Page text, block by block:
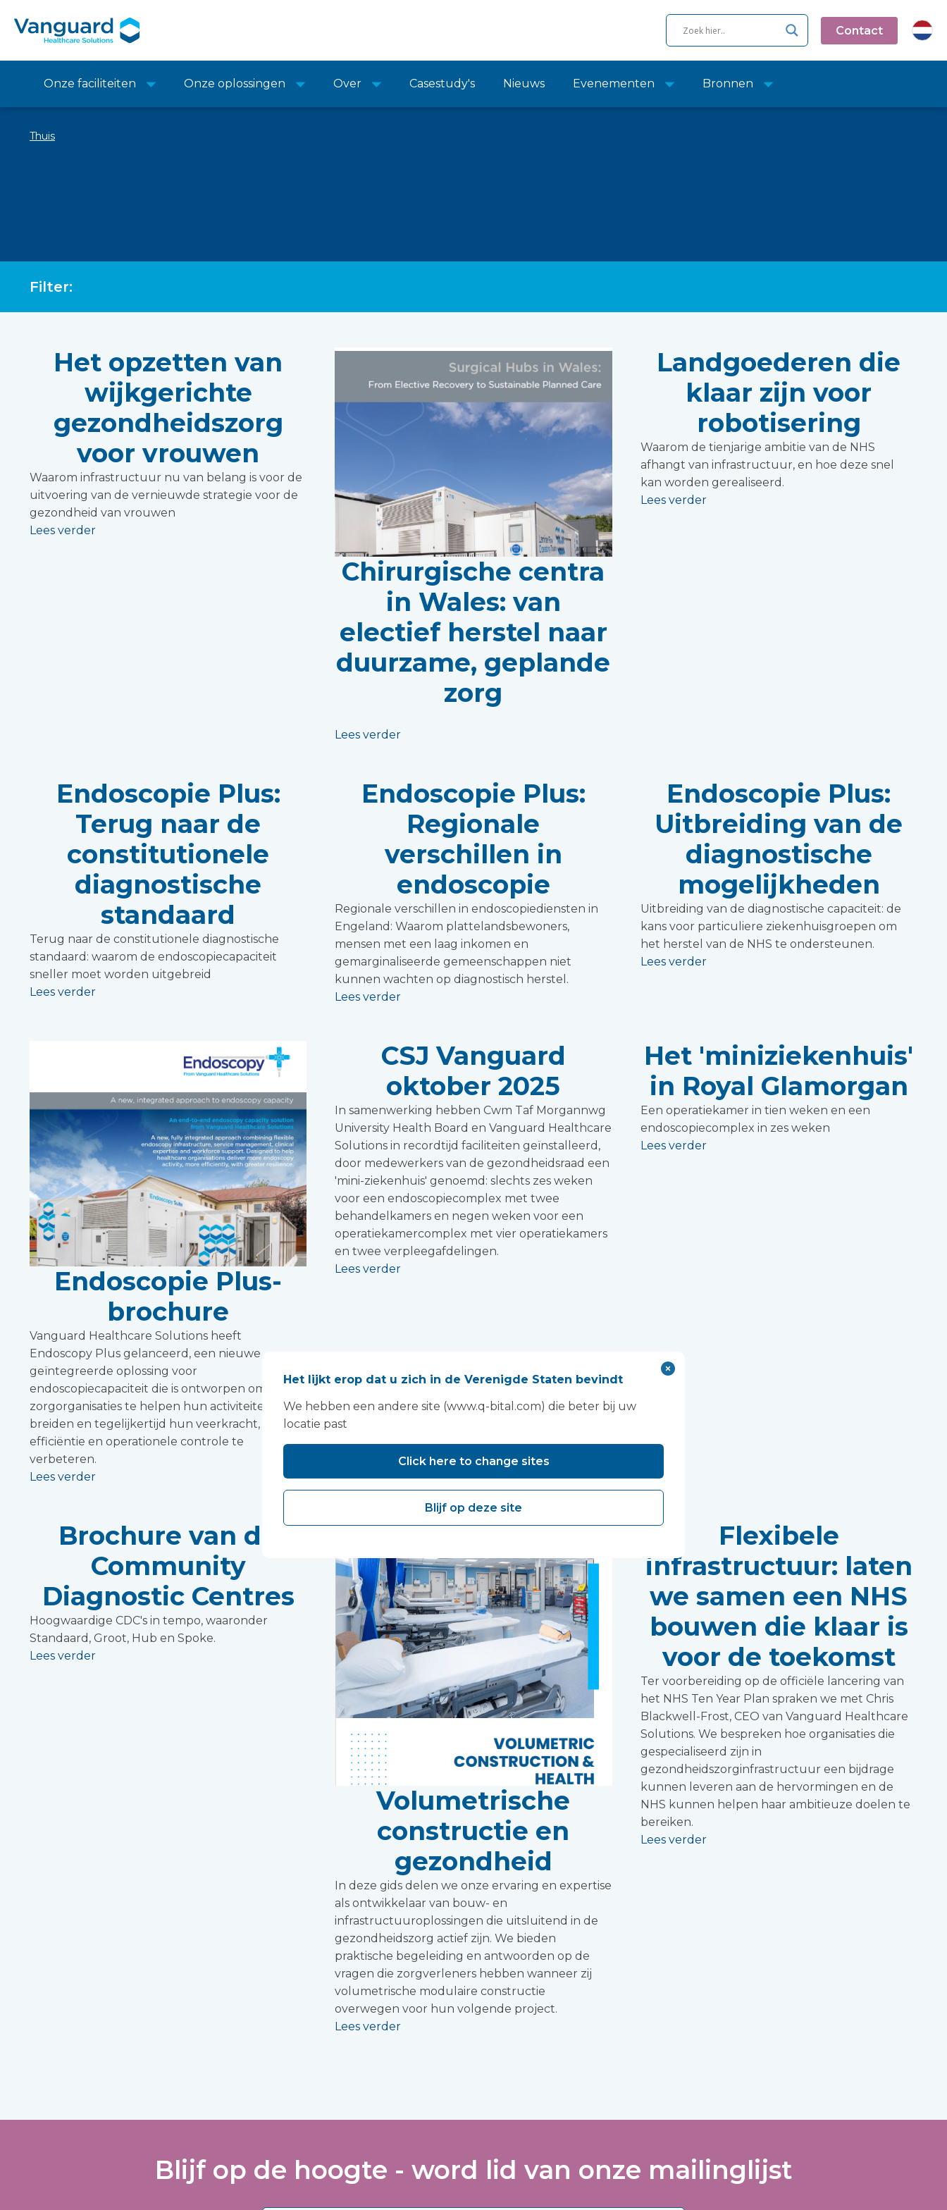
Contact
Onze faciliteiten Onze oplossingen Over Casestudy's Nieuws Evenementen Bronnen
Thuis
Filter:
Het opzetten van
wijkgerichte
gezondheidszorg
voor vrouwen
Waarom infrastructuur nu van belang is voor de
uitvoering van de vernieuwde strategie voor de
gezondheid van vrouwen
Lees verder
Chirurgische centra
in Wales: van
electief herstel naar
duurzame, geplande
zorg
Lees verder
Landgoederen die
klaar zijn voor
robotisering
Waarom de tienjarige ambitie van de NHS
afhangt van infrastructuur, en hoe deze snel
kan worden gerealiseerd.
Lees verder
Endoscopie Plus:
Terug naar de
constitutionele
diagnostische
standaard
Terug naar de constitutionele diagnostische
standaard: waarom de endoscopiecapaciteit
sneller moet worden uitgebreid
Lees verder
Endoscopie Plus:
Regionale
verschillen in
endoscopie
Regionale verschillen in endoscopiediensten in
Engeland: Waarom plattelandsbewoners,
mensen met een laag inkomen en
gemarginaliseerde gemeenschappen niet
kunnen wachten op diagnostisch herstel.
Lees verder
Endoscopie Plus:
Uitbreiding van de
diagnostische
mogelijkheden
Uitbreiding van de diagnostische capaciteit: de
kans voor particuliere ziekenhuisgroepen om
het herstel van de NHS te ondersteunen.
Lees verder
Endoscopie Plus-
brochure
Vanguard Healthcare Solutions heeft
Endoscopy Plus gelanceerd, een nieuwe
geïntegreerde oplossing voor
endoscopiecapaciteit die is ontworpen om
zorgorganisaties te helpen hun activiteiten uit te
breiden en tegelijkertijd hun veerkracht,
efficiëntie en operationele controle te
verbeteren.
Lees verder
CSJ Vanguard
oktober 2025
In samenwerking hebben Cwm Taf Morgannwg
University Health Board en Vanguard Healthcare
Solutions in recordtijd faciliteiten geïnstalleerd,
door medewerkers van de gezondheidsraad een
'mini-ziekenhuis' genoemd: slechts zes weken
voor een endoscopiecomplex met twee
behandelkamers en negen weken voor een
operatiekamercomplex met vier operatiekamers
en twee verpleegafdelingen.
Lees verder
Het 'miniziekenhuis'
in Royal Glamorgan
Een operatiekamer in tien weken en een
endoscopiecomplex in zes weken
Lees verder
Brochure van de
Community
Diagnostic Centres
Hoogwaardige CDC's in tempo, waaronder
Standaard, Groot, Hub en Spoke.
Lees verder
Volumetrische
constructie en
gezondheid
In deze gids delen we onze ervaring en expertise
als ontwikkelaar van bouw- en
infrastructuuroplossingen die uitsluitend in de
gezondheidszorg actief zijn. We bieden
praktische begeleiding en antwoorden op de
vragen die zorgverleners hebben wanneer zij
volumetrische modulaire constructie
overwegen voor hun volgende project.
Lees verder
Flexibele
infrastructuur: laten
we samen een NHS
bouwen die klaar is
voor de toekomst
Ter voorbereiding op de officiële lancering van
het NHS Ten Year Plan spraken we met Chris
Blackwell-Frost, CEO van Vanguard Healthcare
Solutions. We bespreken hoe organisaties die
gespecialiseerd zijn in
gezondheidszorginfrastructuur een bijdrage
kunnen leveren aan de hervormingen en de
NHS kunnen helpen haar ambitieuze doelen te
bereiken.
Lees verder
Blijf op de hoogte - word lid van onze mailinglijst
Het lijkt erop dat u zich in de Verenigde Staten bevindt
We hebben een andere site (www.q-bital.com) die beter bij uw
locatie past
Click here to change sites
Blijf op deze site